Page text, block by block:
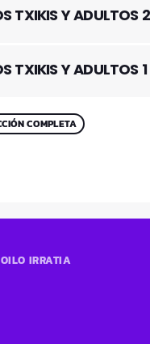
TXIKIS Y ADULTOS 1
TXIKIS Y ADULTOS 2
COMPLETA
IRRATIA